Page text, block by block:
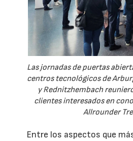
Las jornadas de puertas
centros tecnológicos de
y Rednitzhembach
clientes interesados en
Allrounder
Entre los aspectos que